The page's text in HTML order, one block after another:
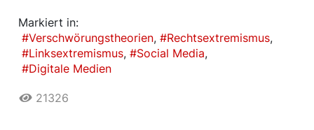
Markiert in:
Verschwörungstheorien
Rechtsextremismus
Linksextremismus
Social Media
Digitale Medien
21326